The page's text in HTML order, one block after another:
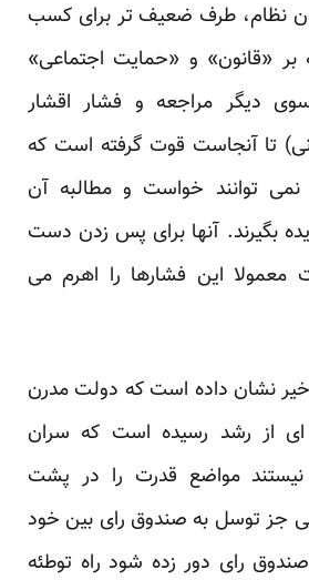
نظام، طرف ضعیف تر برای کسب
بر «قانون» و «حمایت اجتماعی»
دیگر مراجعه و فشار اقشار
تا آنجاست قوت گرفته است که
توانند خواست و مطالبه آن
بگیرند. آنها برای پس زدن دست
این فشارها را اهرم می
۱۶ سال اخیر نشان داده است که دولت مدرن
ای از رشد رسیده است که سران
مواضع قدرت را در پشت
جز توسل به صندوق رای بین خود
رای دور زده شود راه توطئه